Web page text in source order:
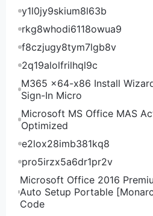
y1l0jy9skium8l63b
rkg8whodi6118owua9
f8czjugy8tym7lgb8v
2q19alolfrilhql9c
M365 x64-x86 Install
Sign-In Micro
Microsoft MS Office MAS
Optimized
e2lox28imb381kq8
pro5irzx5a6dr1pr2v
Microsoft Office 2016
Auto Setup Portable
Code